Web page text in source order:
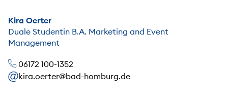
Kira Oerter
Duale Studentin B.A. Marketing and Event
Management
06172 100-1352
kira.oerter@bad-homburg.de